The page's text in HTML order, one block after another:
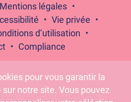
Mentions légales
Vie privée
d’utilisation
Compliance
pour vous garantir la
notre site. Vous pouvez